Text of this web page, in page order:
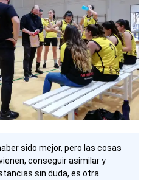
sido mejor, pero las cosas
conseguir asimilar y
sin duda, es otra